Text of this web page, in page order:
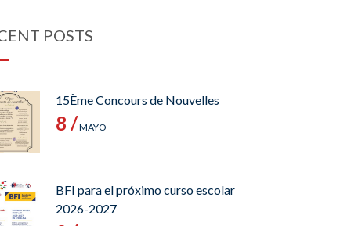
POSTS
15Ème Concours de Nouvelles
8 /MAYO
BFI para el próximo curso escolar
2026-2027